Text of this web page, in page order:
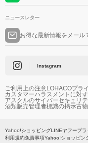
ニュースレター
お得な最新情報をメール
Instagram
ご利用上の注意LOHACOプラ
カスタマーハラスメントに対
アスクルのサイバーセキュリ
酒類販売管理者標識の掲示古
Yahoo!ショッピングLINEヤフープ
利用規約免責事項Yahoo!ショッピン